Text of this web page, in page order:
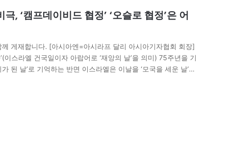
, ‘캠프데이비드 협정’ ‘오슬로 협정’은 어
게재합니다. [아시아엔=아시라프 달리 아시아기자협회 회장]
스라엘 건국일이자 아랍어로 ‘재앙의 날’을 의미) 75주년을 기
된 날’로 기억하는 반면 이스라엘은 이날을 ‘모국을 세운 날’로